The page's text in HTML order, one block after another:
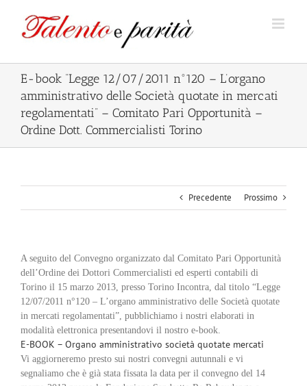
contenuto
E-book “Legge 12/07/2011 n°120 – L’organo
amministrativo delle Società quotate in mercati
regolamentati” – Comitato Pari Opportunità –
Ordine Dott. Commercialisti Torino
Precedente Prossimo
A seguito del Convegno organizzato dal Comitato Pari Opportunità
dell’Ordine dei Dottori Commercialisti ed esperti contabili di
Torino il 15 marzo 2013, presso Torino Incontra, dal titolo “Legge
12/07/2011 n°120 – L’organo amministrativo delle Società quotate
in mercati regolamentati”, pubblichiamo i nostri elaborati in
modalità elettronica presentandovi il nostro e-book.
E-BOOK – Organo amministrativo società quotate mercati
Vi aggiorneremo presto sui nostri convegni autunnali e vi
segnaliamo che è già stata fissata la data per il convegno del 14